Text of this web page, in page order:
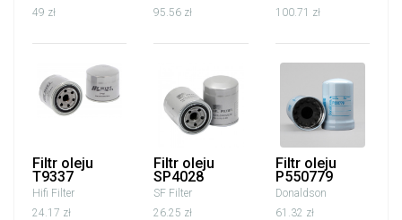
49 zł
95.56 zł
100.71 zł
Filtr oleju
T9337
Hifi Filter
24.17 zł
Filtr oleju
SP4028
SF Filter
26.25 zł
Filtr oleju
P550779
Donaldson
61.32 zł